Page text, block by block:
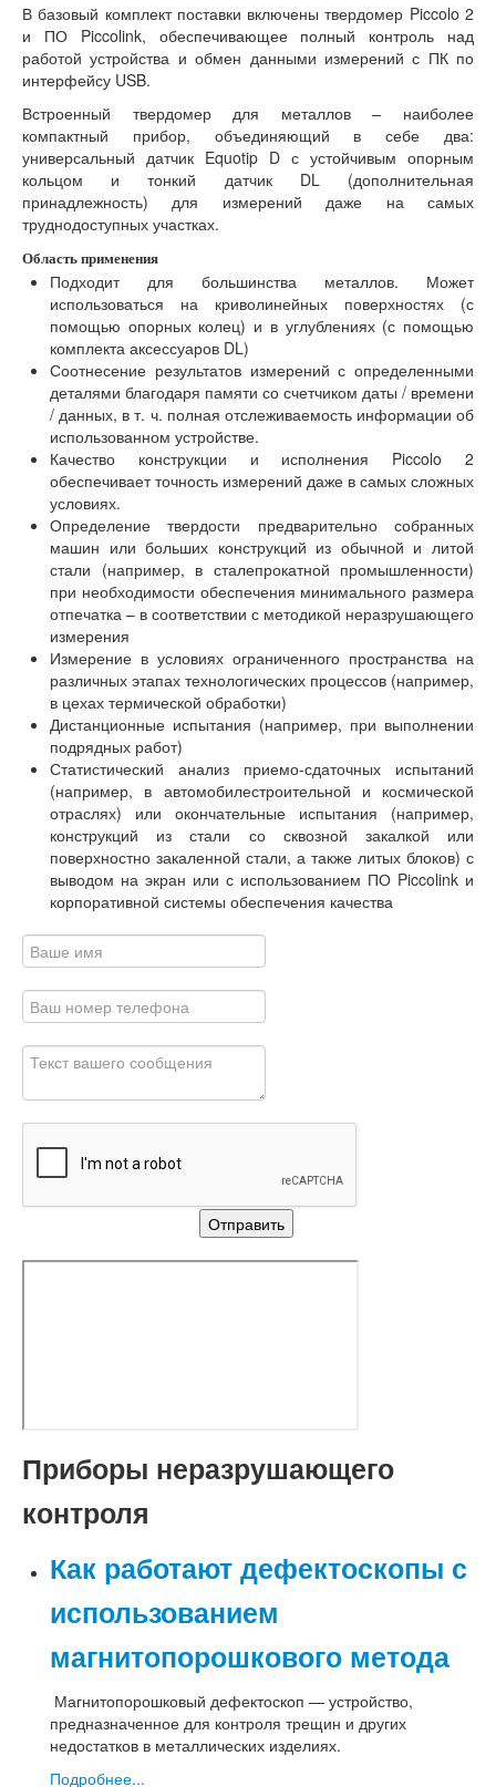
В базовый комплект поставки включены твердомер Piccolo 2
и ПО Piccolink, обеспечивающее полный контроль над
работой устройства и обмен данными измерений с ПК по
интерфейсу USB.
Встроенный твердомер для металлов – наиболее
компактный прибор, объединяющий в себе два:
универсальный датчик Equotip D с устойчивым опорным
кольцом и тонкий датчик DL (дополнительная
принадлежность) для измерений даже на самых
труднодоступных участках.
Область применения
Подходит для большинства металлов. Может
использоваться на криволинейных поверхностях (с
помощью опорных колец) и в углублениях (с помощью
комплекта аксессуаров DL)
Соотнесение результатов измерений с определенными
деталями благодаря памяти со счетчиком даты / времени
/ данных, в т. ч. полная отслеживаемость информации об
использованном устройстве.
Качество конструкции и исполнения Piccolo 2
обеспечивает точность измерений даже в самых сложных
условиях.
Определение твердости предварительно собранных
машин или больших конструкций из обычной и литой
стали (например, в сталепрокатной промышленности)
при необходимости обеспечения минимального размера
отпечатка – в соответствии с методикой неразрушающего
измерения
Измерение в условиях ограниченного пространства на
различных этапах технологических процессов (например,
в цехах термической обработки)
Дистанционные испытания (например, при выполнении
подрядных работ)
Статистический анализ приемо-сдаточных испытаний
(например, в автомобилестроительной и космической
отраслях) или окончательные испытания (например,
конструкций из стали со сквозной закалкой или
поверхностно закаленной стали, а также литых блоков) с
выводом на экран или с использованием ПО Piccolink и
корпоративной системы обеспечения качества
Приборы неразрушающего
контроля
Как работают дефектоскопы с
использованием
магнитопорошкового метода
Магнитопорошковый дефектоскоп — устройство,
предназначенное для контроля трещин и других
недостатков в металлических изделиях.
Подробнее...